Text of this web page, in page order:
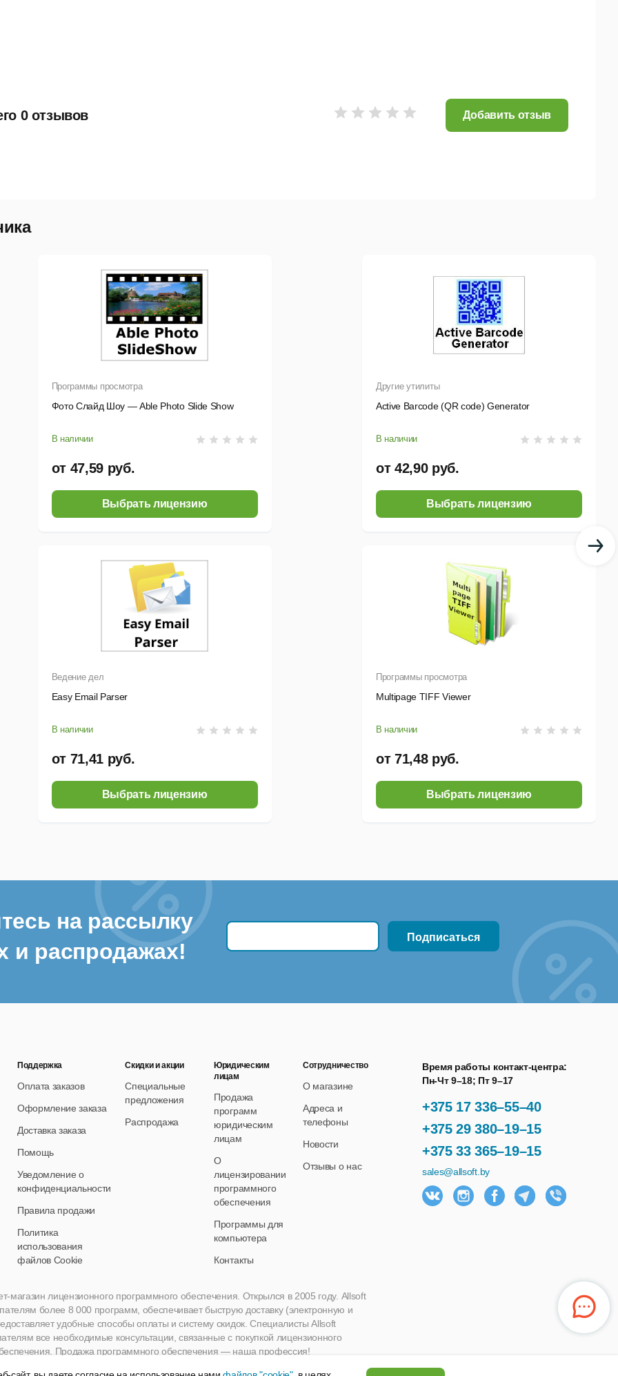
0 отзывов Добавить отзыв
Программы просмотра
Фото Слайд Шоу — Able Photo Slide Show
В наличии
от 47,59 руб.
Выбрать лицензию
Другие утилиты
Active Barcode (QR code) Generator
В наличии
от 42,90 руб.
Выбрать лицензию
Ведение дел
Easy Email Parser
В наличии
от 71,41 руб.
Выбрать лицензию
Программы просмотра
Multipage TIFF Viewer
В наличии
от 71,48 руб.
Выбрать лицензию
на рассылку
и распродажах!
+375 17 336–55–40
+375 29 380–19–15
+375 33 365–19–15
Время работы контакт-центра:
Пн-Чт 9–18; Пт 9–17
sales@allsoft.by
Поддержка
Оплата заказов
Оформление заказа
Доставка заказа
Помощь
Уведомление о
конфиденциальности
Правила продажи
Политика
использования
файлов Cookie
Скидки и акции
Специальные
предложения
Распродажа
Юридическим
лицам
Продажа
программ
юридическим
лицам
О
лицензировании
программного
обеспечения
Программы для
компьютера
Контакты
Сотрудничество
О магазине
Адреса и
телефоны
Новости
Отзывы о нас
магазин лицензионного программного обеспечения. Открылся в 2005 году. Allsoft
более 8 000 программ, обеспечивает быструю доставку (электронную и
удобные способы оплаты и систему скидок. Специалисты Allsoft
все необходимые консультации, связанные с покупкой лицензионного
Продажа программного обеспечения — наша профессия!